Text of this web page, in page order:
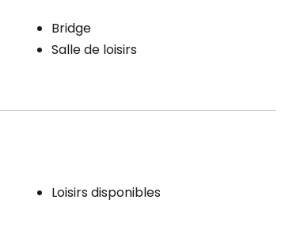
Bridge
Salle de loisirs
Loisirs disponibles